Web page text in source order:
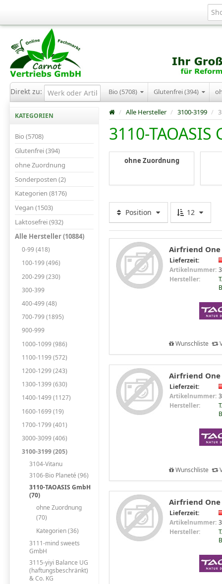
Direkt zu: Bio (5708) Glutenfrei (394)
KATEGORIEN
Bio (5708)
Glutenfrei (394)
ohne Zuordnung
Sonderposten (2)
Kategorien (8176)
Vegan (1503)
Laktosefrei (932)
Alle Hersteller (10884)
0-99 (418)
100-199 (496)
200-299 (230)
300-399
400-499 (48)
700-799 (1895)
900-999
1000-1099 (986)
1100-1199 (572)
1200-1299 (243)
1300-1399 (630)
1400-1499 (1127)
1600-1699 (19)
1700-1799 (401)
3000-3099 (406)
3100-3199 (205)
3104-Vitanu
3106-Bio Planeté (96)
3110-TAOASIS GmbH
(70)
ohne Zuordnung
(70)
Kategorien (36)
3111-mind sweets
GmbH
3115-yiyi Balance UG
(haftungsbeschränkt)
& Co. KG
/ Alle Hersteller / 3100-3199 /
3110-TAOASIS
ohne Zuordnung
Position 12
Airfriend One
Lieferzeit:
Artikelnummer:
Hersteller:
Wunschliste
Airfriend One
Lieferzeit:
Artikelnummer:
Hersteller:
Wunschliste
Airfriend One
Lieferzeit:
Artikelnummer:
Hersteller: